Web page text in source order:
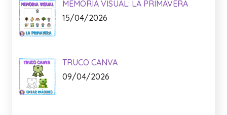
MEMORIA VISUAL: LA PRIMAVERA
15/04/2026
TRUCO CANVA
09/04/2026